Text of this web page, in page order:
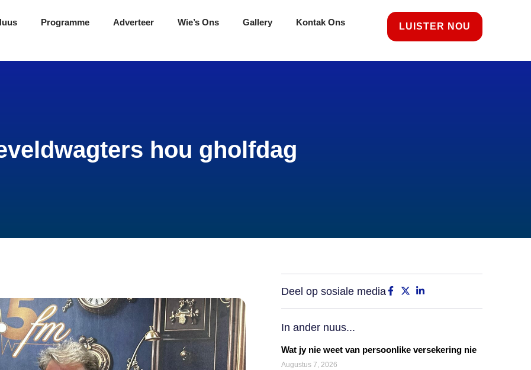
Programme Adverteer Wie’s Ons Gallery Kontak Ons LUISTER NOU
hou gholfdag
Deel op sosiale media
In ander nuus...
Wat jy nie weet van persoonlike versekering nie
Augustus 7, 2026